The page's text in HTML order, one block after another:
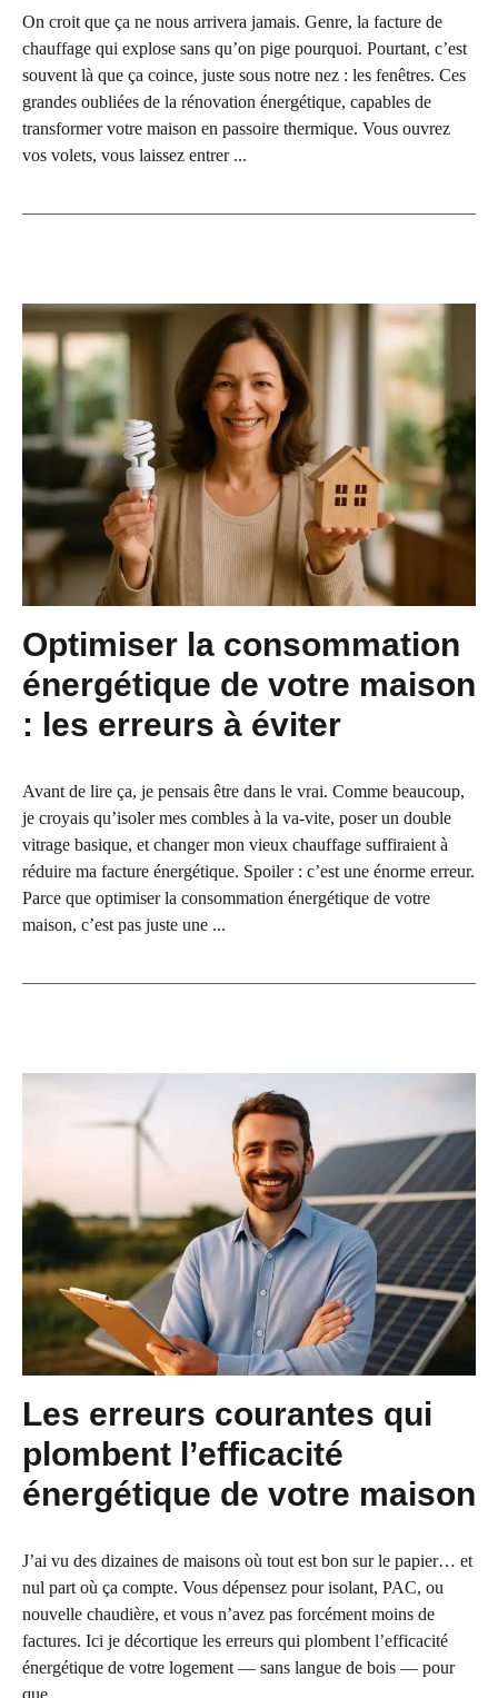
On croit que ça ne nous arrivera jamais. Genre, la facture de
chauffage qui explose sans qu’on pige pourquoi. Pourtant, c’est
souvent là que ça coince, juste sous notre nez : les fenêtres. Ces
grandes oubliées de la rénovation énergétique, capables de
transformer votre maison en passoire thermique. Vous ouvrez
vos volets, vous laissez entrer ...
Optimiser la consommation
énergétique de votre maison
: les erreurs à éviter
Avant de lire ça, je pensais être dans le vrai. Comme beaucoup,
je croyais qu’isoler mes combles à la va-vite, poser un double
vitrage basique, et changer mon vieux chauffage suffiraient à
réduire ma facture énergétique. Spoiler : c’est une énorme erreur.
Parce que optimiser la consommation énergétique de votre
maison, c’est pas juste une ...
Les erreurs courantes qui
plombent l’efficacité
énergétique de votre maison
J’ai vu des dizaines de maisons où tout est bon sur le papier… et
nul part où ça compte. Vous dépensez pour isolant, PAC, ou
nouvelle chaudière, et vous n’avez pas forcément moins de
factures. Ici je décortique les erreurs qui plombent l’efficacité
énergétique de votre logement — sans langue de bois — pour
que ...